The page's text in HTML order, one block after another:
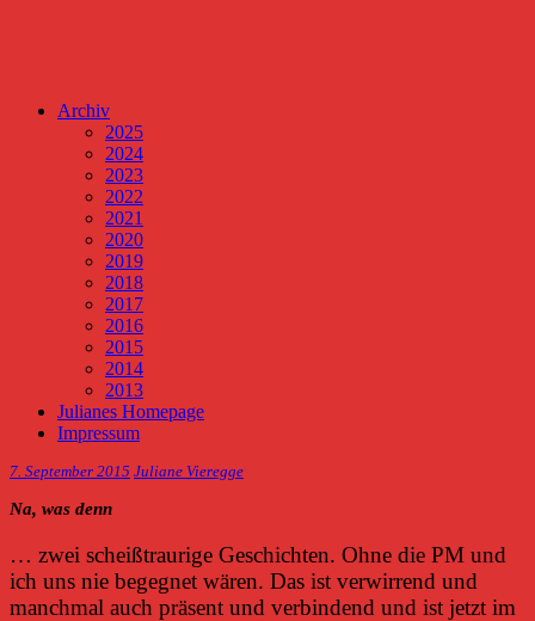
Archiv
2025
2024
2023
2022
2021
2020
2019
2018
2017
2016
2015
2014
2013
Julianes Homepage
Impressum
7. September 2015 Juliane Vieregge
Na, was denn
… zwei scheißtraurige Geschichten. Ohne die PM und
ich uns nie begegnet wären. Das ist verwirrend und
manchmal auch präsent und verbindend und ist jetzt im